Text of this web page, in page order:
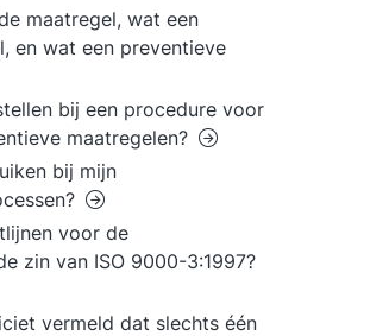
maatregel, wat een
en wat een preventieve
bij een procedure voor
maatregelen?
bij mijn
voor de
zin van ISO 9000-3:1997?
vermeld dat slechts één